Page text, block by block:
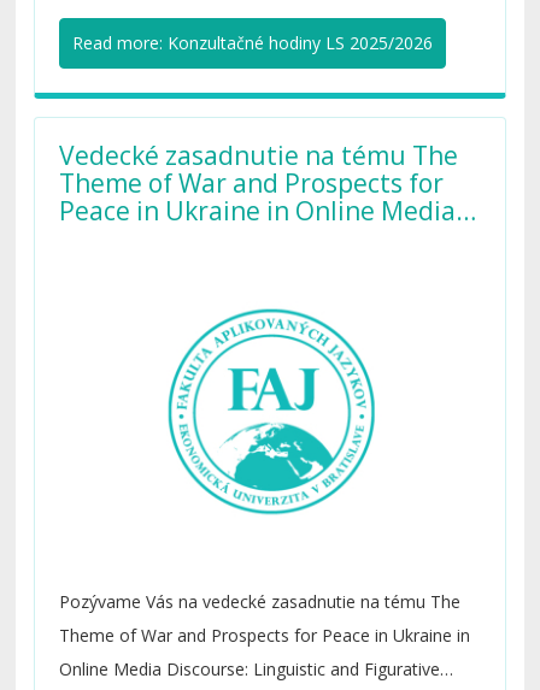
Read more: Konzultačné hodiny LS 2025/2026
Vedecké zasadnutie na tému The
Theme of War and Prospects for
Peace in Ukraine in Online Media
Pozývame Vás na vedecké zasadnutie na tému The
Theme of War and Prospects for Peace in Ukraine in
Online Media Discourse: Linguistic and Figurative